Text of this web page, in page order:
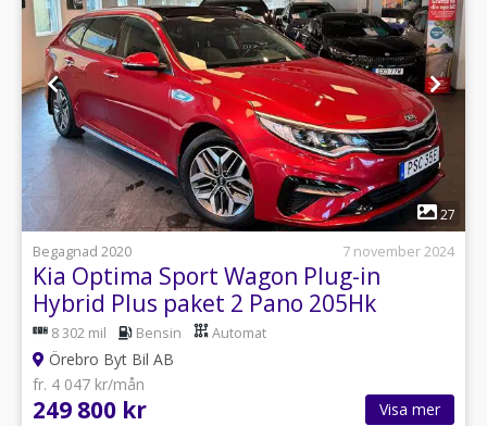
1
27
Begagnad 2020
7 november 2024
Kia Optima Sport Wagon Plug-in
Hybrid Plus paket 2 Pano 205Hk
8 302 mil Bensin Automat
Örebro Byt Bil AB
fr. 4 047 kr/mån
249 800 kr Visa mer